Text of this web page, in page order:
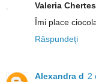
Valeria Chertes
Îmi place
Răspundeți
Alexandra d 2